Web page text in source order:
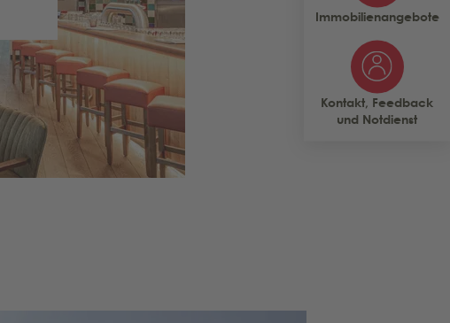
Immobilienangebote
Kontakt, Feedback
und Notdienst